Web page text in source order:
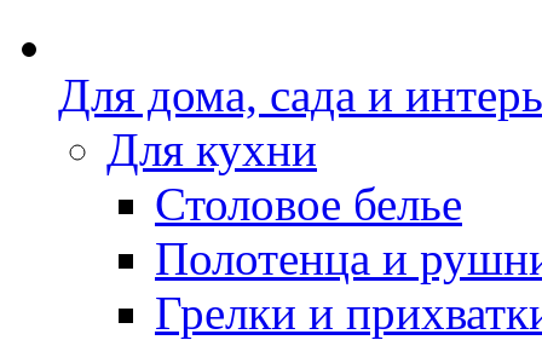
Для дома, сада и
Для кухни
Столовое белье
Полотенца и
Грелки и